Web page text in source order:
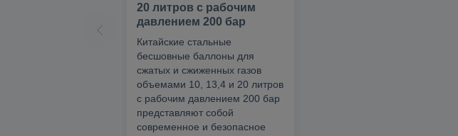
20 литров с рабочим
давлением 200 бар
Китайские стальные
бесшовные баллоны для
сжатых и сжиженных газов
объемами 10, 13,4 и 20 литров
с рабочим давлением 200 бар
представляют собой
современное и безопасное